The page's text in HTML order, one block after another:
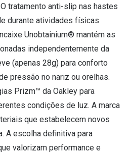
tratamento anti-slip nas hastes
durante atividades físicas
Unobtainium® mantém as
independentemente da
(apenas 28g) para conforto
pressão no nariz ou orelhas.
Prizm™ da Oakley para
condições de luz. A marca
que estabelecem novos
A escolha definitiva para
valorizam performance e